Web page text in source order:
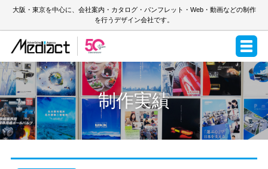
大阪・東京を中心に、会社案内・カタログ・パンフレット・Web・動画などの制作
を行うデザイン会社です。
制作実績